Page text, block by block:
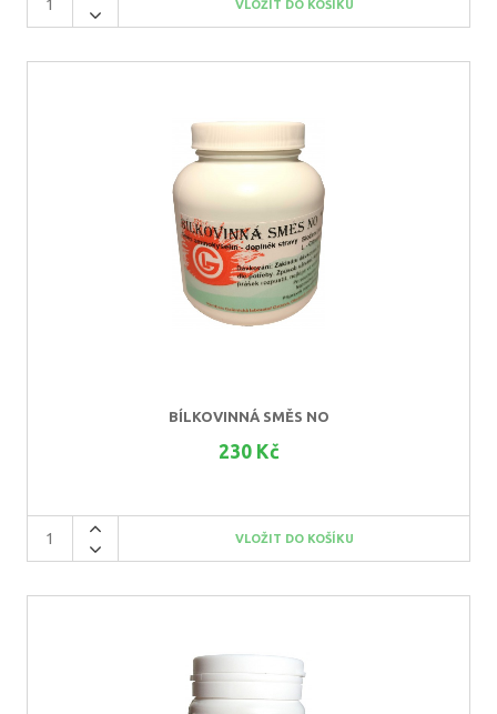
BÍLKOVINNÁ SMĚS NO
230 Kč